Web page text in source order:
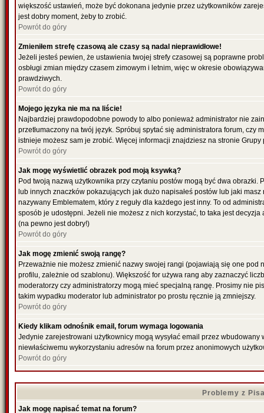
większość ustawień, może być dokonana jedynie przez użytkowników
jest dobry moment, żeby to zrobić.
Powrót do góry
Zmieniłem strefę czasową ale czasy są nadal nieprawidłowe!
Jeżeli jesteś pewien, że ustawienia twojej strefy czasowej są poprawne
osbługi zmian między czasem zimowym i letnim, więc w okresie
prawdziwych.
Powrót do góry
Mojego języka nie ma na liście!
Najbardziej prawdopodobne powody to albo ponieważ administrator nie
przetłumaczony na twój język. Spróbuj spytać się administratora forum, czy
istnieje możesz sam je zrobić. Więcej informacji znajdziesz na stronie
Powrót do góry
Jak mogę wyświetlić obrazek pod moją ksywką?
Pod twoją nazwą użytkownika przy czytaniu postów mogą być dwa
lub innych znaczków pokazujących jak dużo napisałeś postów lub jaki
nazywany Emblematem, który z reguły dla każdego jest inny. To od
sposób je udostępni. Jeżeli nie możesz z nich korzystać, to taka jest
(na pewno jest dobry!)
Powrót do góry
Jak mogę zmienić swoją rangę?
Przeważnie nie możesz zmienić nazwy swojej rangi (pojawiają się one pod
profilu, zależnie od szablonu). Większość for używa rang aby zaznaczyć
moderatorzy czy administratorzy mogą mieć specjalną rangę. Prosimy nie
takim wypadku moderator lub administrator po prostu ręcznie ją zmniejszy.
Powrót do góry
Kiedy klikam odnośnik email, forum wymaga logowania
Jedynie zarejestrowani użytkownicy mogą wysyłać email przez wbudowany
niewłaściwemu wykorzystaniu adresów na forum przez anonimowych
Powrót do góry
Problemy z
Jak mogę napisać temat na forum?